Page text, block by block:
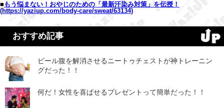
■もう悩まない！おやじのための「最新汗染み対策」を伝授！
(https://yaziup.com/body-care/sweat/63134)
おすすめ記事
ビール腹を解消させるニートゥチェストが神トレーニン
グだった！！
何だ！女性を喜ばせるプレゼントって簡単だった！！